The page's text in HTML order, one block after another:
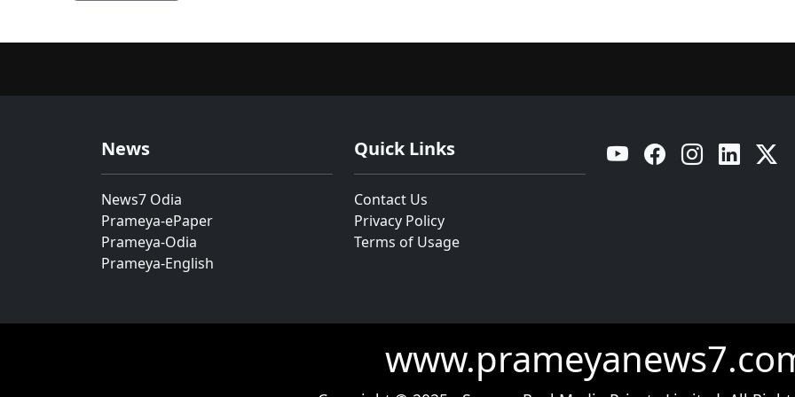
News
News7 Odia
Prameya-ePaper
Prameya-Odia
Prameya-English
Quick Links
Contact Us
Privacy Policy
Terms of Usage
YouTube Facebook Instagram Linkedin